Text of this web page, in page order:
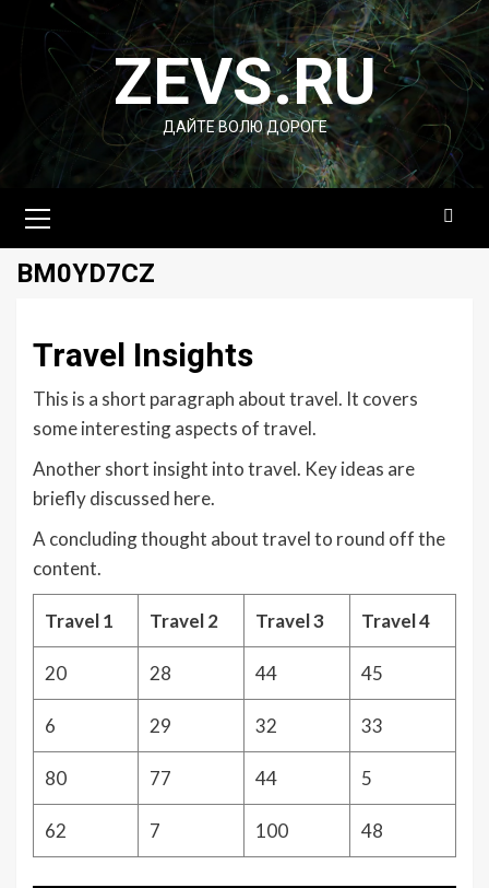
Перейти
содержимомуZEVS.RU
ДАЙТЕ ВОЛЮ ДОРОГЕ
меню
BM0YD7CZ
Travel Insights
This is a short paragraph about travel. It covers
some interesting aspects of travel.
Another short insight into travel. Key ideas are
briefly discussed here.
A concluding thought about travel to round off the
content.
Travel 1 Travel 2 Travel 3 Travel 4
20 28 44 45
6 29 32 33
80 77 44 5
62 7 100 48